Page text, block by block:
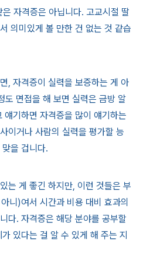
자격증은 아닙니다. 고교시절 딸
의미있게 볼 만한 건 없는 것 같습
, 자격증이 실력을 보증하는 게 아
면접을 해 보면 실력은 금방 알
기하면 자격증을 많이 얘기하는
이거나 사람의 실력을 평가할 능
을 겁니다.
는 게 좋긴 하지만, 이런 것들은 부
니)여서 시간과 비용 대비 효과의
다. 자격증은 해당 분야를 공부할
있다는 걸 알 수 있게 해 주는 지